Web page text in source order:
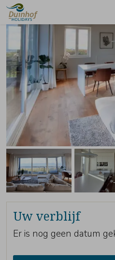
Geen favorieten
Je kunt accommodaties toevoegen
Uw verblijf
Er is nog geen datum